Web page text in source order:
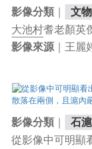
影像分類｜ 文物
大池村耆老顏英
影像來源｜王麗
影像分類｜ 石滬
從影像中可明顯